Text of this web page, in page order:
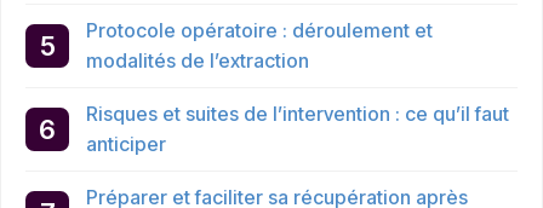
Protocole opératoire : déroulement et
modalités de l’extraction
Risques et suites de l’intervention : ce qu’il faut
anticiper
Préparer et faciliter sa récupération après